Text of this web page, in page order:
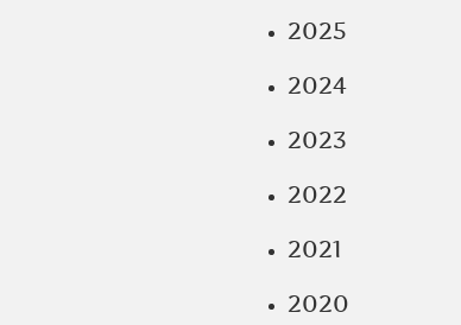
2025
2024
2023
2022
2021
2020